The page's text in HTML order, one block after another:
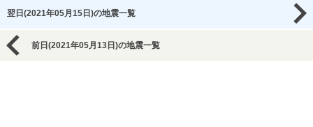
翌日(2021年05月15日)の地震一覧
前日(2021年05月13日)の地震一覧